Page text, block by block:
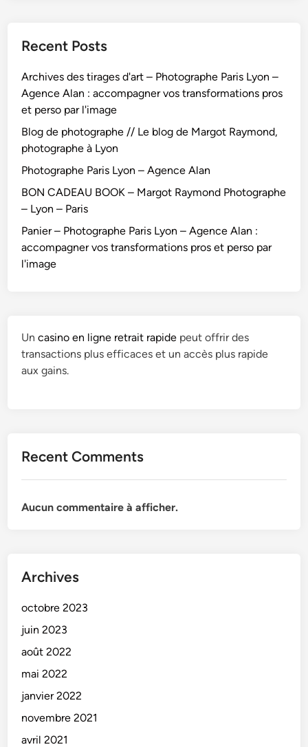
Recent Posts
Archives des tirages d'art – Photographe Paris Lyon –
Agence Alan : accompagner vos transformations pros
et perso par l'image
Blog de photographe // Le blog de Margot Raymond,
photographe à Lyon
Photographe Paris Lyon – Agence Alan
BON CADEAU BOOK – Margot Raymond Photographe
– Lyon – Paris
Panier – Photographe Paris Lyon – Agence Alan :
accompagner vos transformations pros et perso par
l'image
Uncasino en ligne retrait rapide peut offrir des
transactions plus efficaces et un accès plus rapide
aux gains.
Recent Comments
Aucun commentaire à afficher.
Archives
octobre 2023
juin 2023
août 2022
mai 2022
janvier 2022
novembre 2021
avril 2021